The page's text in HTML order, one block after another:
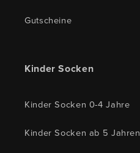
Gutscheine
Kinder Socken
Kinder Socken 0-4 Jahre
Kinder Socken ab 5 Jahren